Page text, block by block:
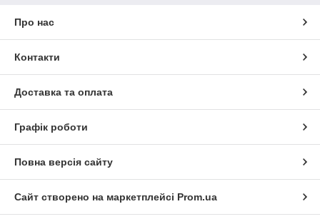
Про нас
Контакти
Доставка та оплата
Графік роботи
Повна версія сайту
Сайт створено на маркетплейсі Prom.ua